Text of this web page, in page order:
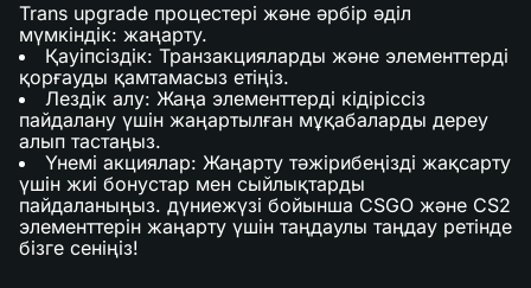
Trans upgrade процестері және әрбір әділ
мүмкіндік: жаңарту.
Қауіпсіздік: Транзакцияларды және элементтерді
қорғауды қамтамасыз етіңіз.
Лездік алу: Жаңа элементтерді кідіріссіз
пайдалану үшін жаңартылған мұқабаларды дереу
алып тастаңыз.
Үнемі акциялар: Жаңарту тәжірибеңізді жақсарту
үшін жиі бонустар мен сыйлықтарды
пайдаланыңыз. дүниежүзі бойынша CSGO және CS2
элементтерін жаңарту үшін таңдаулы таңдау ретінде
бізге сеніңіз!